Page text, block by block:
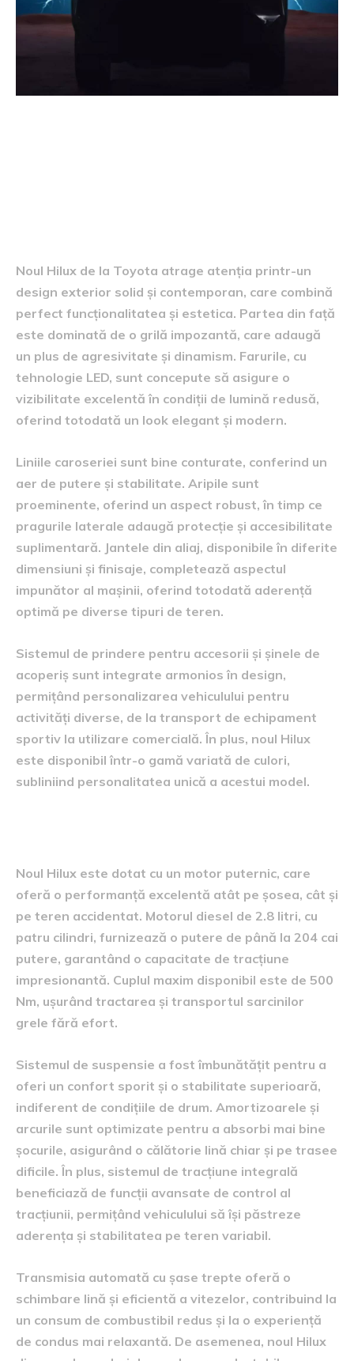
Noul Hilux de la Toyota atrage atenția printr-un
design exterior solid și contemporan, care combină
perfect funcționalitatea și estetica. Partea din față
este dominată de o grilă impozantă, care adaugă
un plus de agresivitate și dinamism. Farurile, cu
tehnologie LED, sunt concepute să asigure o
vizibilitate excelentă în condiții de lumină redusă,
oferind totodată un look elegant și modern.
Liniile caroseriei sunt bine conturate, conferind un
aer de putere și stabilitate. Aripile sunt
proeminente, oferind un aspect robust, în timp ce
pragurile laterale adaugă protecție și accesibilitate
suplimentară. Jantele din aliaj, disponibile în diferite
dimensiuni și finisaje, completează aspectul
impunător al mașinii, oferind totodată aderență
optimă pe diverse tipuri de teren.
Sistemul de prindere pentru accesorii și șinele de
acoperiș sunt integrate armonios în design,
permițând personalizarea vehiculului pentru
activități diverse, de la transport de echipament
sportiv la utilizare comercială. În plus, noul Hilux
este disponibil într-o gamă variată de culori,
subliniind personalitatea unică a acestui model.
Noul Hilux este dotat cu un motor puternic, care
oferă o performanță excelentă atât pe șosea, cât și
pe teren accidentat. Motorul diesel de 2.8 litri, cu
patru cilindri, furnizează o putere de până la 204 cai
putere, garantând o capacitate de tracțiune
impresionantă. Cuplul maxim disponibil este de 500
Nm, ușurând tractarea și transportul sarcinilor
grele fără efort.
Sistemul de suspensie a fost îmbunătățit pentru a
oferi un confort sporit și o stabilitate superioară,
indiferent de condițiile de drum. Amortizoarele și
arcurile sunt optimizate pentru a absorbi mai bine
șocurile, asigurând o călătorie lină chiar și pe trasee
dificile. În plus, sistemul de tracțiune integrală
beneficiază de funcții avansate de control al
tracțiunii, permițând vehiculului să își păstreze
aderența și stabilitatea pe teren variabil.
Transmisia automată cu șase trepte oferă o
schimbare lină și eficientă a vitezelor, contribuind la
un consum de combustibil redus și la o experiență
de condus mai relaxantă. De asemenea, noul Hilux